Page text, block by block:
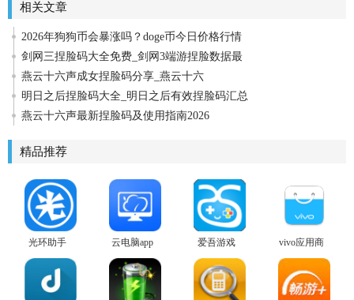
相关文章
2026年狗狗币会暴涨吗？doge币今日价格行情
剑网三捏脸码大全免费_剑网3端游捏脸数据最
​燕云十六声成女捏脸码分享_燕云十六
明日之后捏脸码大全_明日之后有效捏脸码汇总
燕云十六声最新捏脸码及使用指南2026
精品推荐
光环助手
2026
云电脑app
爱吾游戏
宝盒安卓
版
vivo应用商
店